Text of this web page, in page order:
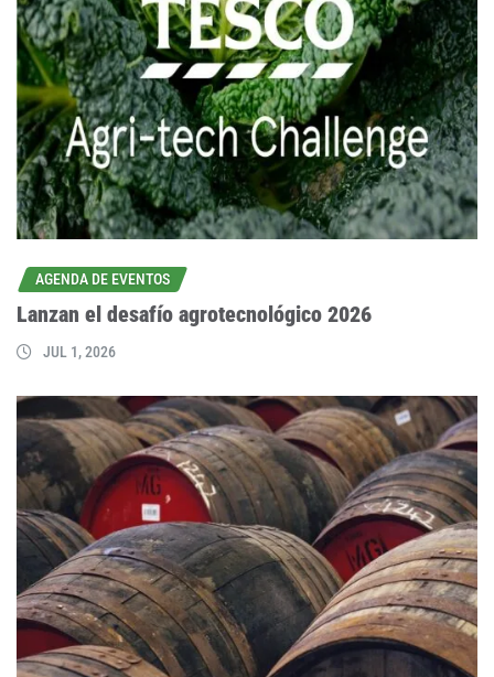
AGENDA DE EVENTOS
Lanzan el desafío agrotecnológico 2026
JUL 1, 2026